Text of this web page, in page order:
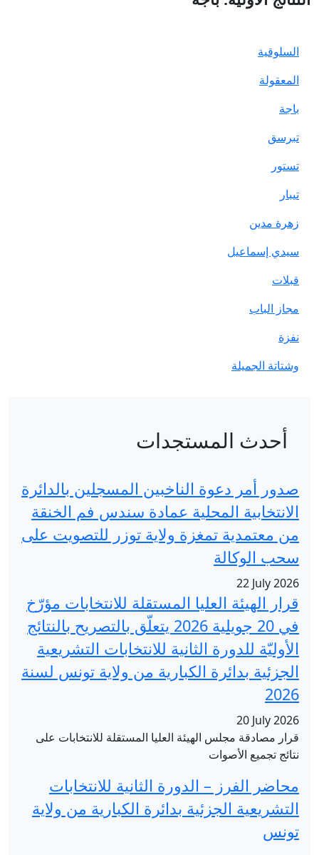
المسجلين بالدائرة
عمادة سندس فم الخنقة
توزر للتصويت على
للانتخابات مؤرّخ
في 20 جويلية 2026 يتعلّق بالتصريح بالنتائج
للانتخابات التشريعية
من ولاية تونس لسنة
المستقلة للانتخابات على
الثانية للانتخابات
الكبارية من ولاية